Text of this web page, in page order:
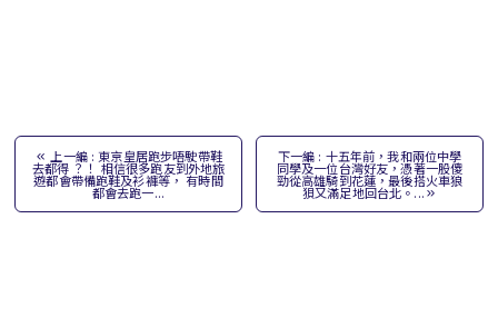
上一編 : 東京皇居跑步唔駛帶鞋
去都得 ？！ 相信很多跑友到外地旅
遊都會帶備跑鞋及衫褲等， 有時間
都會去跑一...
下一編 : 十五年前，我和兩位中學
同學及一位台灣好友，憑著一股傻
勁從高雄騎到花蓮，最後搭火車狼
狽又滿足地回台北。...